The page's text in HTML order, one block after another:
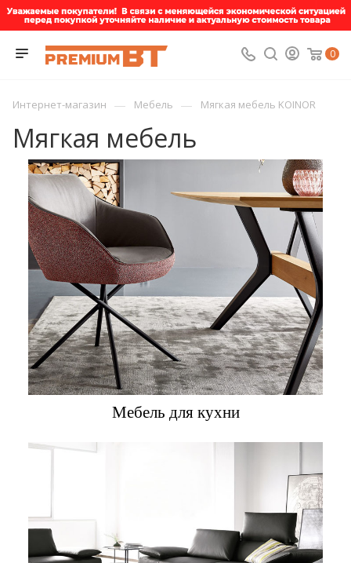
0
Интернет-магазин — Мебель — Мягкая мебель KOINOR
Мягкая мебель
Мебель для кухни